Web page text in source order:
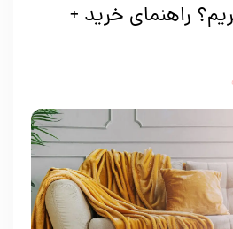
راهنمای خرید +